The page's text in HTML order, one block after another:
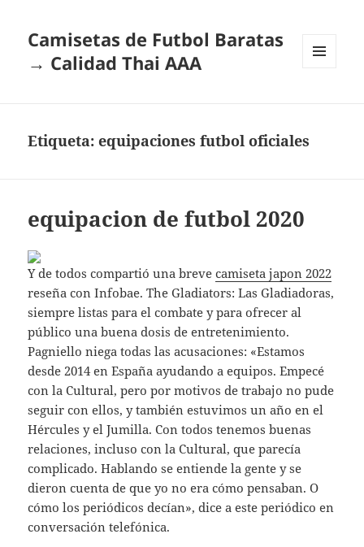
Camisetas de Futbol Baratas
→ Calidad Thai AAA
Etiqueta:equipaciones futbol oficiales
equipacion de futbol 2020
Y de todos compartió una brevecamiseta japon 2022
reseña con Infobae. The Gladiators: Las Gladiadoras,
siempre listas para el combate y para ofrecer al
público una buena dosis de entretenimiento.
Pagniello niega todas las acusaciones: «Estamos
desde 2014 en España ayudando a equipos. Empecé
con la Cultural, pero por motivos de trabajo no pude
seguir con ellos, y también estuvimos un año en el
Hércules y el Jumilla. Con todos tenemos buenas
relaciones, incluso con la Cultural, que parecía
complicado. Hablando se entiende la gente y se
dieron cuenta de que yo no era cómo pensaban. O
cómo los periódicos decían», dice a este periódico en
conversación telefónica.